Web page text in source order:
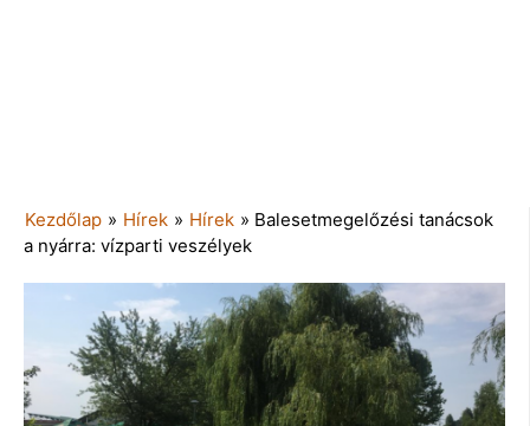
Kezdőlap » Hírek » Hírek » Balesetmegelőzési tanácsok
a nyárra: vízparti veszélyek